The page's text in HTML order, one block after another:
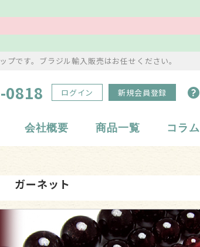
です。ブラジル輸入販売はお任せください。
0818 ログイン 新規会員登録
会社概要 商品一覧
風水・縁起物
ストラップ・根付
コラム
ガーネット